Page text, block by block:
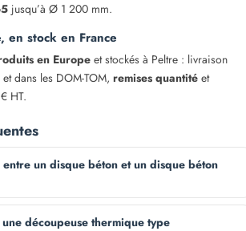
jusqu’à Ø 1 200 mm.
en stock en France
en Europe et stockés à Peltre : livraison
dans les DOM-TOM, remises quantité et
HT.
un disque béton et un disque béton
découpeuse thermique type